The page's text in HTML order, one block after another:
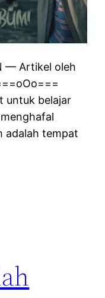
— Artikel oleh
untuk belajar
adalah tempat